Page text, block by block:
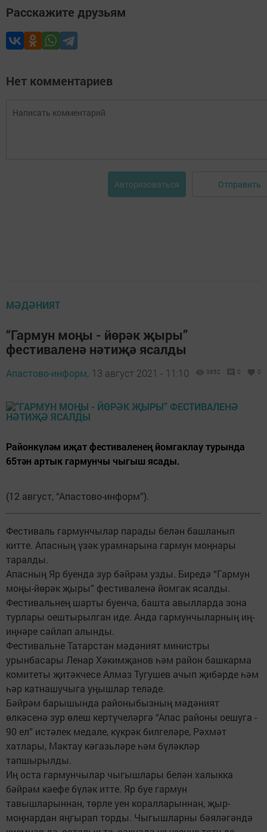
Расскажите друзьям
Нет комментариев
Авторизоваться Отправить
МӘДӘНИЯТ
“Гармун моңы - йөрәк җыры”
фестиваленә нәтиҗә ясалды
Апастово-информ, 13 август 2021 - 11:10 3852 0 0
Районкүләм иҗат фестиваленең йомгаклау турында
65тән артык гармунчы чыгыш ясады.
(12 август, “Апастово-информ”).
Фестиваль гармунчылар парады белән башланып
китте. Апасның үзәк урамнарына гармун моңнары
таралды.
Апасның Яр буенда зур бәйрәм узды. Биредә “Гармун
моңы-йөрәк җыры” фестиваленә йомгак ясалды.
Фестивальнең шарты буенча, башта авылларда зона
турлары оештырылган иде. Анда гармунчыларның иң-
иңнәре сайлап алынды.
Фестивальне Татарстан мәдәният министры
урынбасары Ленар Хәкимҗанов һәм район башкарма
комитеты җитәкчесе Алмаз Тугушев ачып җибәрде һәм
һәр катнашучыга уңышлар теләде.
Бәйрәм барышында районыбызның мәдәният
өлкәсенә зур өлеш кертүчеләргә “Апас районы оешуга -
90 ел” истәлек медале, күкрәк билгеләре, Рәхмәт
хатлары, Мактау кәгазьләре һәм бүләкләр
тапшырылды.
Иң оста гармунчылар чыгышлары белән халыкка
бәйрәм кәефе бүләк итте. Яр буе гармун
тавышларыннан, төрле уен коралларыннан, җыр-
моңнардан яңгырап торды. Чыгышларны бәяләгәндә